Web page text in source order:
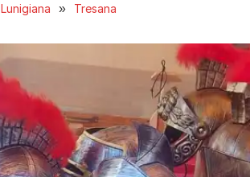
Lunigiana » Tresana